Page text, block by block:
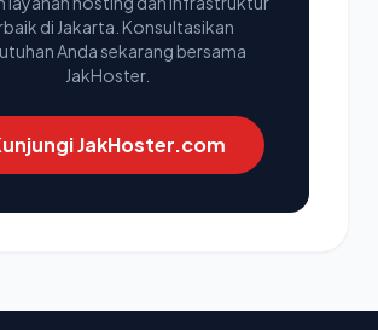
di Jakarta. Konsultasikan
Anda sekarang bersama
JakHoster.
JakHoster.com